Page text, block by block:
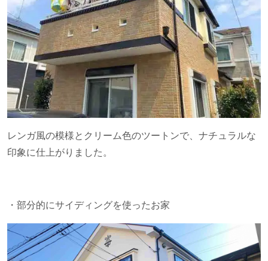
レンガ風の模様とクリーム色のツートンで、ナチュラルな
印象に仕上がりました。
・部分的にサイディングを使ったお家